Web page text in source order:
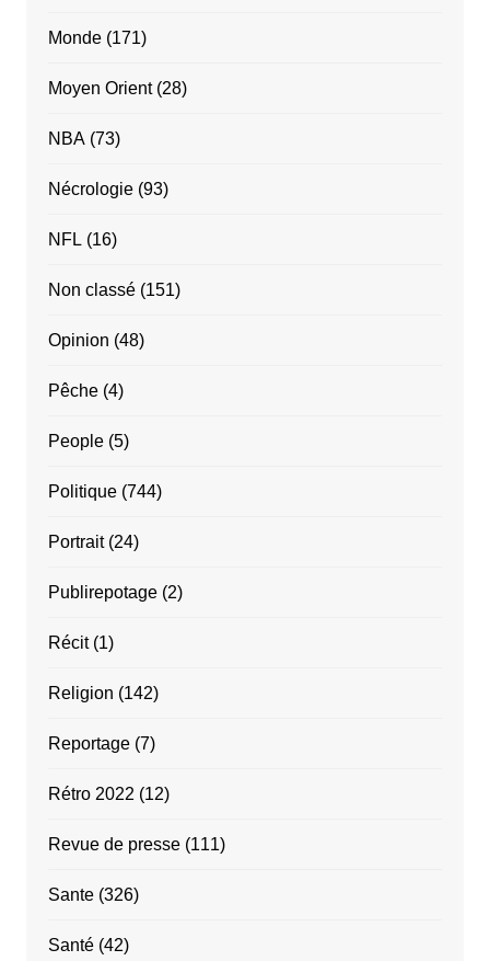
Monde(171)
Moyen Orient(28)
NBA(73)
Nécrologie(93)
NFL (16)
Non classé(151)
Opinion (48)
Pêche(4)
People(5)
Politique(744)
Portrait(24)
Publirepotage(2)
Récit(1)
Religion (142)
Reportage(7)
Rétro 2022 (12)
Revue de presse(111)
Sante(326)
Santé(42)